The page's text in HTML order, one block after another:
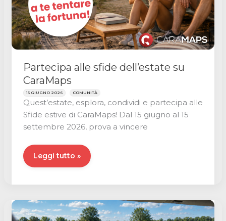
Partecipa alle sfide dell’estate su
CaraMaps
15 GIUGNO 2026 COMUNITÀ
Quest’estate, esplora, condividi e partecipa alle
Sfide estive di CaraMaps! Dal 15 giugno al 15
settembre 2026, prova a vincere
Partecipa
alle
su
CaraMaps
Leggi tutto »